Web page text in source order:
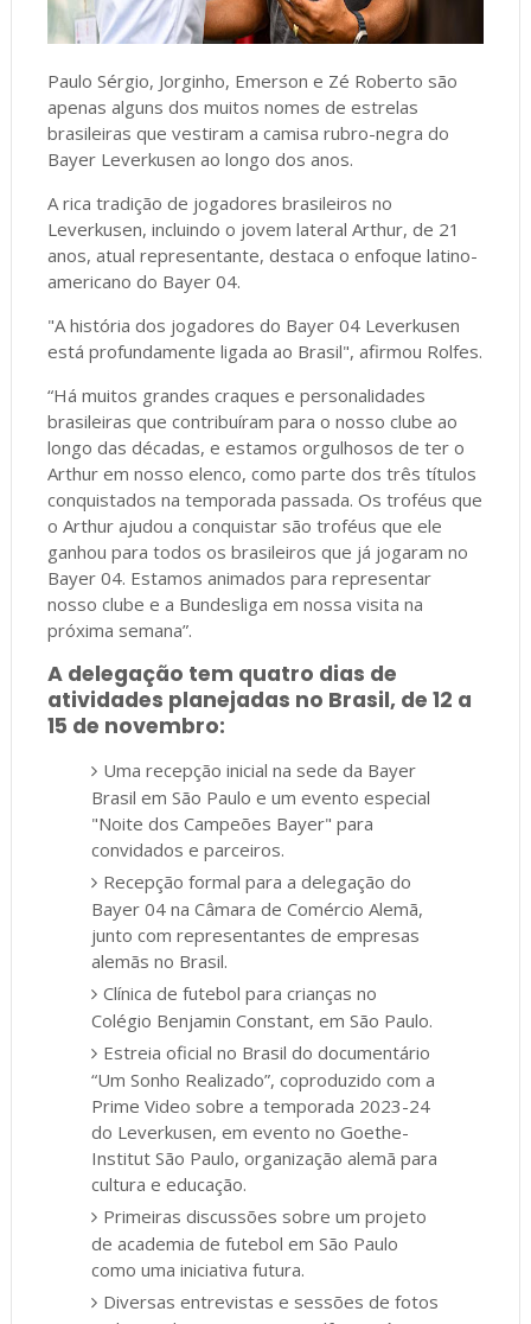
Paulo Sérgio, Jorginho, Emerson e Zé Roberto são
apenas alguns dos muitos nomes de estrelas
brasileiras que vestiram a camisa rubro-negra do
Bayer Leverkusen ao longo dos anos.
A rica tradição de jogadores brasileiros no
Leverkusen, incluindo o jovem lateral Arthur, de 21
anos, atual representante, destaca o enfoque latino-
americano do Bayer 04.
"A história dos jogadores do Bayer 04 Leverkusen
está profundamente ligada ao Brasil", afirmou Rolfes.
“Há muitos grandes craques e personalidades
brasileiras que contribuíram para o nosso clube ao
longo das décadas, e estamos orgulhosos de ter o
Arthur em nosso elenco, como parte dos três títulos
conquistados na temporada passada. Os troféus que
o Arthur ajudou a conquistar são troféus que ele
ganhou para todos os brasileiros que já jogaram no
Bayer 04. Estamos animados para representar
nosso clube e a Bundesliga em nossa visita na
próxima semana”.
A delegação tem quatro dias de
atividades planejadas no Brasil, de 12 a
15 de novembro:
Uma recepção inicial na sede da Bayer
Brasil em São Paulo e um evento especial
"Noite dos Campeões Bayer" para
convidados e parceiros.
Recepção formal para a delegação do
Bayer 04 na Câmara de Comércio Alemã,
junto com representantes de empresas
alemãs no Brasil.
Clínica de futebol para crianças no
Colégio Benjamin Constant, em São Paulo.
Estreia oficial no Brasil do documentário
“Um Sonho Realizado”, coproduzido com a
Prime Video sobre a temporada 2023-24
do Leverkusen, em evento no Goethe-
Institut São Paulo, organização alemã para
cultura e educação.
Primeiras discussões sobre um projeto
de academia de futebol em São Paulo
como uma iniciativa futura.
Diversas entrevistas e sessões de fotos